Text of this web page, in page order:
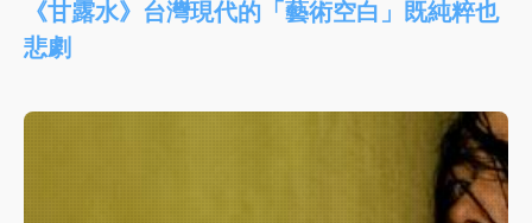
《甘露水》台灣現代的「藝術空白」既純粹也
悲劇